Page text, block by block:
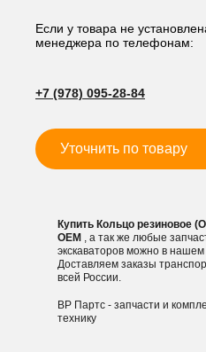
(O-
RING)
Если у товара не
менеджера по телефонам:
+7 (978) 095-28-84
Уточнить по товару
Купить Кольцо резиновое
OEM , а так же любые
экскаваторов можно в
Доставляем заказы
всей России.
ВР Партс - запчасти и
технику